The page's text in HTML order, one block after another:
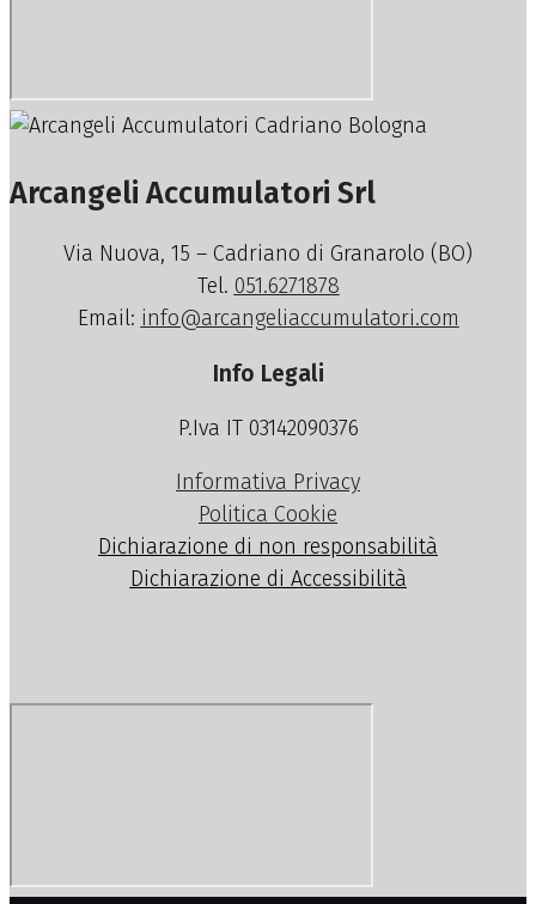
Arcangeli Accumulatori Srl
Via Nuova, 15 – Cadriano di Granarolo (BO)
Tel. 051.6271878
Email: info@arcangeliaccumulatori.com
Info Legali
P.Iva IT 03142090376
Informativa Privacy
Politica Cookie
Dichiarazione di non responsabilità
Dichiarazione di Accessibilità